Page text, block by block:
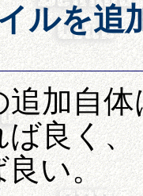
ルを追
加自
ば良く、
良い。